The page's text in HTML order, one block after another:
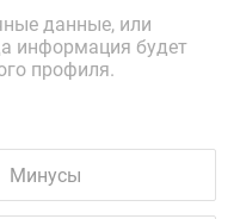
данные, или
информация будет
профиля.